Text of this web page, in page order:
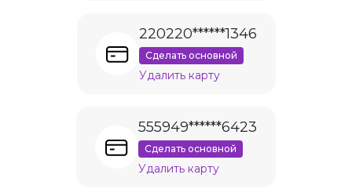
220220******1346
Сделать основной
Удалить карту
555949******6423
Сделать основной
Удалить карту